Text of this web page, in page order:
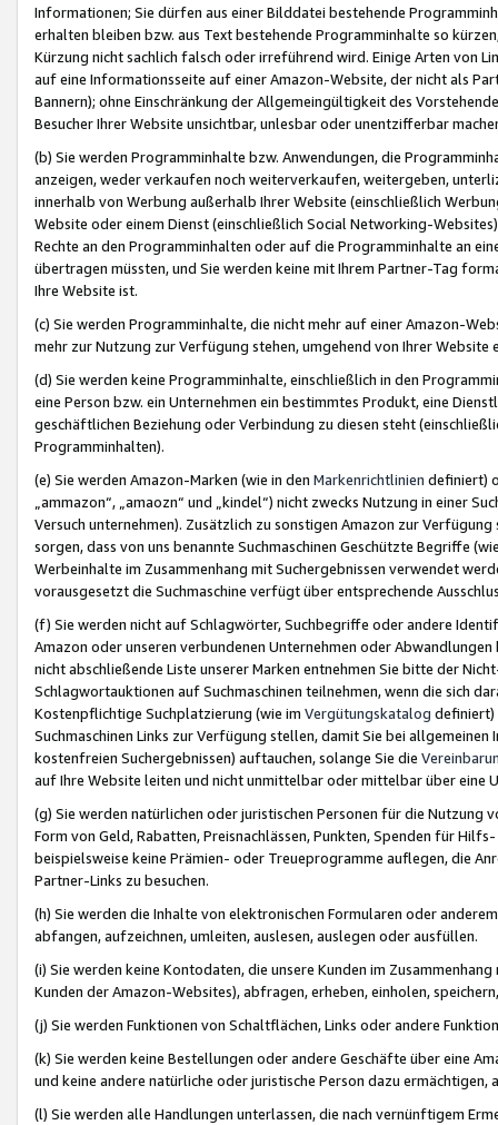
Informationen; Sie dürfen aus einer Bilddatei bestehende
erhalten bleiben bzw. aus Text bestehende Programminhalte so
Kürzung nicht sachlich falsch oder irreführend wird. Einige Arten von
auf eine Informationsseite auf einer Amazon-Website, der nicht als
Bannern); ohne Einschränkung der Allgemeingültigkeit des
Besucher Ihrer Website unsichtbar, unlesbar oder unentzifferbar
(b) Sie werden Programminhalte bzw. Anwendungen, die
anzeigen, weder verkaufen noch weiterverkaufen, weitergeben,
innerhalb von Werbung außerhalb Ihrer Website (einschließlich
Website oder einem Dienst (einschließlich Social Networking-
Rechte an den Programminhalten oder auf die Programminhalte an
übertragen müssten, und Sie werden keine mit Ihrem Partner-Tag
Ihre Website ist.
(c) Sie werden Programminhalte, die nicht mehr auf einer Amazon-
mehr zur Nutzung zur Verfügung stehen, umgehend von Ihrer
(d) Sie werden keine Programminhalte, einschließlich in den
eine Person bzw. ein Unternehmen ein bestimmtes Produkt, eine
geschäftlichen Beziehung oder Verbindung zu diesen steht
Programminhalten).
(e) Sie werden Amazon-Marken (wie in den Markenrichtlinien definiert)
„ammazon“, „amaozn“ und „kindel“) nicht zwecks Nutzung in einer
Versuch unternehmen). Zusätzlich zu sonstigen Amazon zur
sorgen, dass von uns benannte Suchmaschinen Geschützte Begriffe
Werbeinhalte im Zusammenhang mit Suchergebnissen verwendet
vorausgesetzt die Suchmaschine verfügt über entsprechende
(f) Sie werden nicht auf Schlagwörter, Suchbegriffe oder andere
Amazon oder unseren verbundenen Unternehmen oder
nicht abschließende Liste unserer Marken entnehmen Sie bitte der
Schlagwortauktionen auf Suchmaschinen teilnehmen, wenn die sich
Kostenpflichtige Suchplatzierung (wie im Vergütungskatalog definiert)
Suchmaschinen Links zur Verfügung stellen, damit Sie bei
kostenfreien Suchergebnissen) auftauchen, solange Sie die
auf Ihre Website leiten und nicht unmittelbar oder mittelbar über eine
(g) Sie werden natürlichen oder juristischen Personen für die Nutzung
Form von Geld, Rabatten, Preisnachlässen, Punkten, Spenden für
beispielsweise keine Prämien- oder Treueprogramme auflegen, die
Partner-Links zu besuchen.
(h) Sie werden die Inhalte von elektronischen Formularen oder
abfangen, aufzeichnen, umleiten, auslesen, auslegen oder ausfüllen.
(i) Sie werden keine Kontodaten, die unsere Kunden im
Kunden der Amazon-Websites), abfragen, erheben, einholen,
(j) Sie werden Funktionen von Schaltflächen, Links oder andere
(k) Sie werden keine Bestellungen oder andere Geschäfte über eine
und keine andere natürliche oder juristische Person dazu
(l) Sie werden alle Handlungen unterlassen, die nach vernünftigem